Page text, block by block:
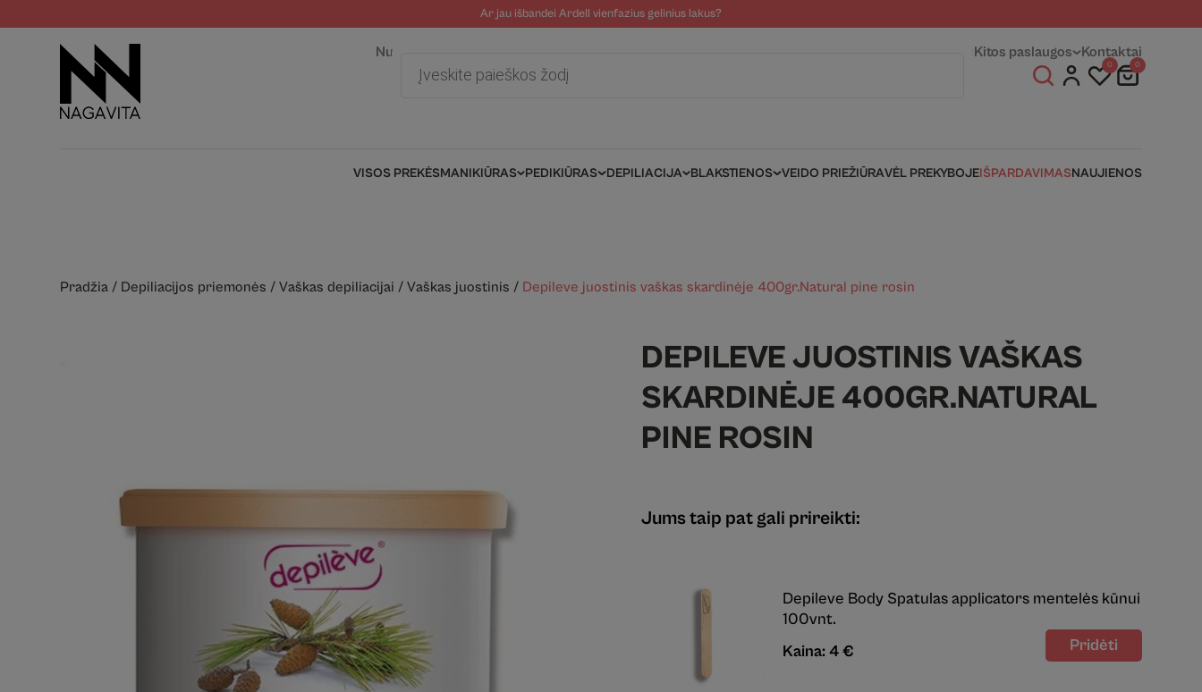
Ar jau išbandei Ardell vienfazius gelinius lakus?
Nuotolinė pagalba Fizinės parduotuvėsKitos paslaugos Kontaktai
search
0 0
VISOS PREKĖSMANIKIŪRAS PEDIKIŪRAS DEPILIACIJA BLAKSTIENOS VEIDO PRIEŽIŪRAVĖL PREKYBOJEIŠPARDAVIMASNAUJIENOS
Pradžia / Depiliacijos priemonės /Vaškas depiliacijai /Vaškas juostinis / Depileve juostinis vaškas skardinėje 400gr.Natural pine rosin
DEPILEVE JUOSTINIS VAŠKAS
SKARDINĖJE 400GR.NATURAL
PINE ROSIN
Jums taip pat gali prireikti:
Depileve Body Spatulas applicators mentelės kūnui
100vnt.
Kaina: 4 €